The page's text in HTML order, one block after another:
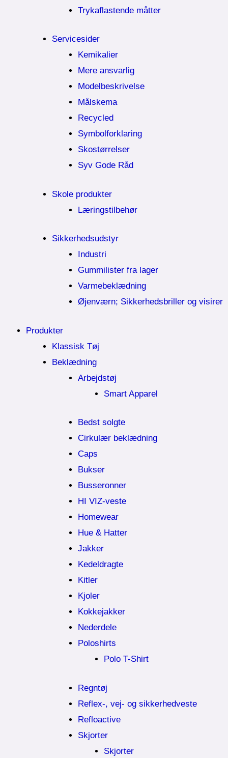
Trykaflastende måtter
Servicesider
Kemikalier​
Mere ansvarlig
Modelbeskrivelse
Målskema
Recycled
Symbolforklaring
Skostørrelser
Syv Gode Råd
Skole produkter
Læringstilbehør
Sikkerhedsudstyr
Industri
Gummilister fra lager
Varmebeklædning
Øjenværn; Sikkerhedsbriller og visirer
Produkter
Klassisk Tøj
Beklædning
Arbejdstøj
Smart Apparel
Bedst solgte
Cirkulær beklædning
Caps
Bukser
Busseronner
HI VIZ-veste
Homewear
Hue & Hatter
Jakker
Kedeldragte
Kitler
Kjoler
Kokkejakker
Nederdele
Poloshirts
Polo T-Shirt
Regntøj
Reflex-, vej- og sikkerhedveste
Refloactive
Skjorter
Skjorter